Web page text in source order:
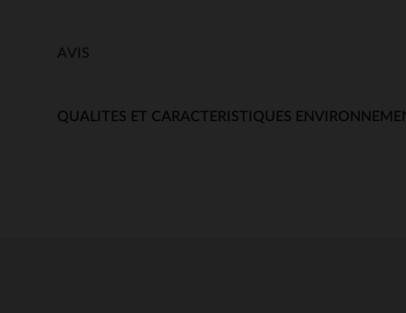
AVIS
QUALITES ET CARACTERISTIQUES